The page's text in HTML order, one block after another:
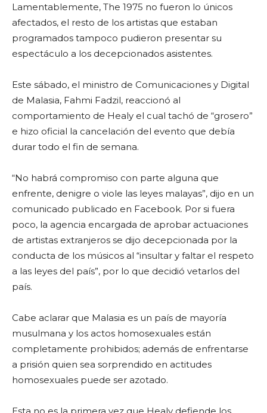
Lamentablemente, The 1975 no fueron lo únicos
afectados, el resto de los artistas que estaban
programados tampoco pudieron presentar su
espectáculo a los decepcionados asistentes.
Este sábado, el ministro de Comunicaciones y Digital
de Malasia, Fahmi Fadzil, reaccionó al
comportamiento de Healy el cual tachó de “grosero”
e hizo oficial la cancelación del evento que debía
durar todo el fin de semana.
“No habrá compromiso con parte alguna que
enfrente, denigre o viole las leyes malayas”, dijo en un
comunicado publicado en Facebook. Por si fuera
poco, la agencia encargada de aprobar actuaciones
de artistas extranjeros se dijo decepcionada por la
conducta de los músicos al “insultar y faltar el respeto
a las leyes del país”, por lo que decidió vetarlos del
país.
Cabe aclarar que Malasia es un país de mayoría
musulmana y los actos homosexuales están
completamente prohibidos; además de enfrentarse
a prisión quien sea sorprendido en actitudes
homosexuales puede ser azotado.